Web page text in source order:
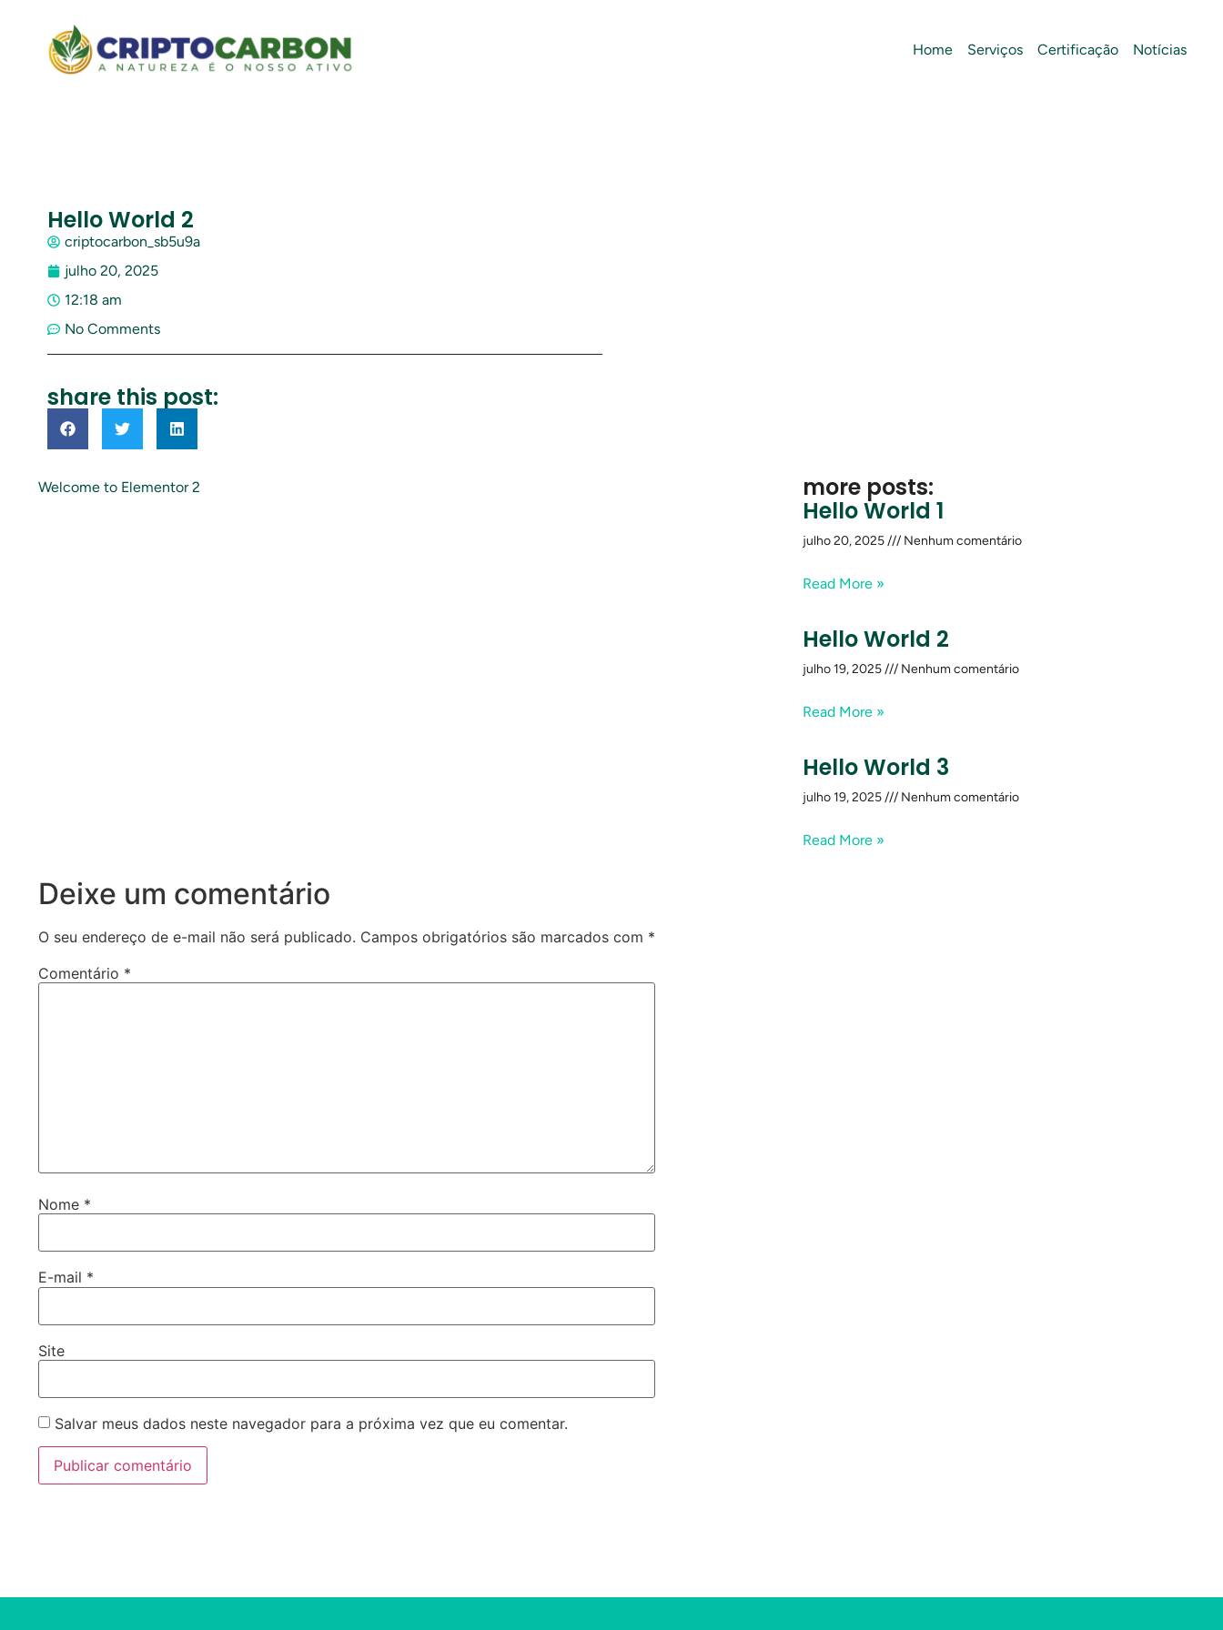
Home Serviços Certificação Notícias
Hello World 2
criptocarbon_sb5u9a
julho 20, 2025
12:18 am
No Comments
share this post:
Welcome to Elementor 2 more posts:
Hello World 1
julho 20, 2025 Nenhum comentário
Read More »
Hello World 2
julho 19, 2025 Nenhum comentário
Read More »
Hello World 3
julho 19, 2025 Nenhum comentário
Read More »
Deixe um comentário
O seu endereço de e-mail não será publicado. Campos obrigatórios são marcados com *
Comentário *
Nome *
E-mail *
Site
Salvar meus dados neste navegador para a próxima vez que eu comentar.